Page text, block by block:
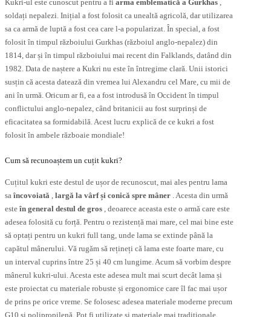
Kukri-ul este cunoscut pentru a fi arma emblematică a Gurkhas ,
soldați nepalezi. Inițial a fost folosit ca unealtă agricolă, dar utilizarea
sa ca armă de luptă a fost cea care l-a popularizat. În special, a fost
folosit în timpul războiului Gurkhas (războiul anglo-nepalez) din
1814, dar și în timpul războiului mai recent din Falklands, datând din
1982. Data de naștere a Kukri nu este în întregime clară. Unii istorici
susțin că acesta datează din vremea lui Alexandru cel Mare, cu mii de
ani în urmă. Oricum ar fi, ea a fost introdusă în Occident în timpul
conflictului anglo-nepalez, când britanicii au fost surprinși de
eficacitatea sa formidabilă. Acest lucru explică de ce kukri a fost
folosit în ambele războaie mondiale!
Cum să recunoaștem un cuțit kukri?
Cuțitul kukri este destul de ușor de recunoscut, mai ales pentru lama
sa încovoiată largă la vârf și conică spre mâner . Acesta din urmă
este în general destul de gros , deoarece aceasta este o armă care este
adesea folosită cu forță. Pentru o rezistență mai mare, cel mai bine este
să optați pentru un kukri full tang, unde lama se extinde până la
capătul mânerului. Vă rugăm să rețineți că lama este foarte mare, cu
un interval cuprins între 25 și 40 cm lungime. Acum să vorbim despre
mânerul kukri-ului. Acesta este adesea mult mai scurt decât lama și
este proiectat cu materiale robuste și ergonomice care îl fac mai ușor
de prins pe orice vreme. Se folosesc adesea materiale moderne precum
G10 și polipropilenă. Pot fi utilizate și materiale mai tradiționale,